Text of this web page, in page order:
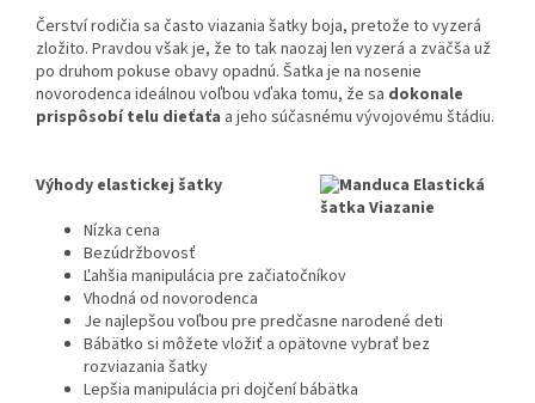
Čerství rodičia sa často viazania šatky boja, pretože to vyzerá
zložito. Pravdou však je, že to tak naozaj len vyzerá a zväčša už
po druhom pokuse obavy opadnú. Šatka je na nosenie
novorodenca ideálnou voľbou vďaka tomu, že sa dokonale
prispôsobí telu dieťaťa a jeho súčasnému vývojovému štádiu.
Výhody elastickej šatky
Nízka cena
Bezúdržbovosť
Ľahšia manipulácia pre začiatočníkov
Vhodná od novorodenca
Je najlepšou voľbou pre predčasne narodené deti
Bábätko si môžete vložiť a opätovne vybrať bez
rozviazania šatky
Lepšia manipulácia pri dojčení bábätka